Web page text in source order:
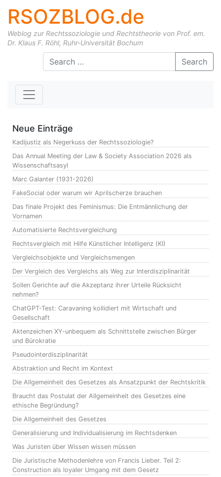
RSOZBLOG.de
Weblog zur Rechtssoziologie und Rechtstheorie von Prof. em.
Dr. Klaus F. Röhl, Ruhr-Universität Bochum
Skip to content Search
Neue Einträge
Kadijustiz als Negerkuss der Rechtssoziologie?
Das Annual Meeting der Law & Society Association 2026 als
Wissenschaftsasyl
Marc Galanter (1931-2026)
FakeSocial oder warum wir Aprilscherze brauchen
Das finale Projekt des Feminismus: Die Entmännlichung der
Vornamen
Automatisierte Rechtsvergleichung
Rechtsvergleich mit Hilfe Künstlicher Intelligenz (KI)
Vergleichsobjekte und Vergleichsmengen
Der Vergleich des Vergleichs als Weg zur Interdisziplinarität
Sollen Gerichte auf die Akzeptanz ihrer Urteile Rücksicht
nehmen?
ChatGPT-Test: Caravaning kollidiert mit Wirtschaft und
Gesellschaft
Aktenzeichen XY-unbequem als Schnittstelle zwischen Bürger
und Bürokratie
Pseudointerdisziplinarität
Abstraktion und Recht im Kontext
Die Allgemeinheit des Gesetzes als Ansatzpunkt der Rechtskritik
Braucht das Postulat der Allgemeinheit des Gesetzes eine
ethische Begründung?
Die Allgemeinheit des Gesetzes
Generalisierung und Individualisierung im Rechtsdenken
Was Juristen über Wissen wissen müssen
Die Juristische Methodenlehre von Francis Lieber. Teil 2:
Construction als loyaler Umgang mit dem Gesetz